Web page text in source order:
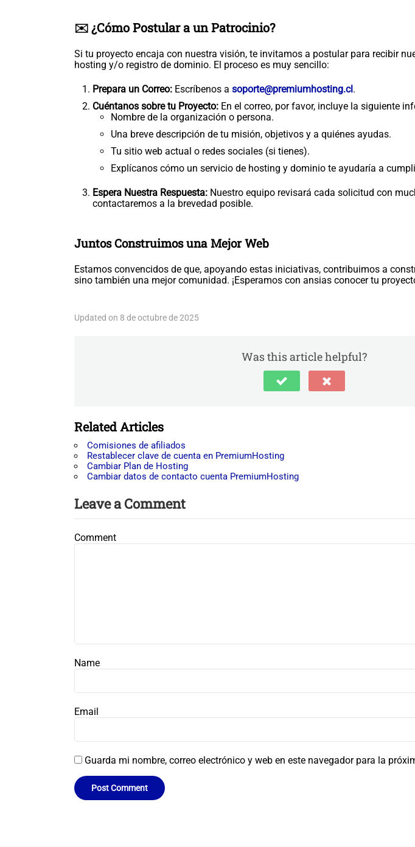
✉️ ¿Cómo Postular a un Patrocinio?
Si tu proyecto encaja con nuestra visión, te invitamos a postular para recibir
hosting y/o registro de dominio. El proceso es muy sencillo:
Prepara un Correo: Escríbenos a soporte@premiumhosting.cl.
Cuéntanos sobre tu Proyecto: En el correo, por favor, incluye la siguiente
Nombre de la organización o persona.
Una breve descripción de tu misión, objetivos y a quiénes ayudas.
Tu sitio web actual o redes sociales (si tienes).
Explícanos cómo un servicio de hosting y dominio te ayudaría a
Espera Nuestra Respuesta: Nuestro equipo revisará cada solicitud con
contactaremos a la brevedad posible.
Juntos Construimos una Mejor Web
Estamos convencidos de que, apoyando estas iniciativas, contribuimos a
sino también una mejor comunidad. ¡Esperamos con ansias conocer tu
Updated on 8 de octubre de 2025
Was this article helpful?
Related Articles
Comisiones de afiliados
Restablecer clave de cuenta en PremiumHosting
Cambiar Plan de Hosting
Cambiar datos de contacto cuenta PremiumHosting
Leave a Comment
Comment
Name
Email
Guarda mi nombre, correo electrónico y web en este navegador para la